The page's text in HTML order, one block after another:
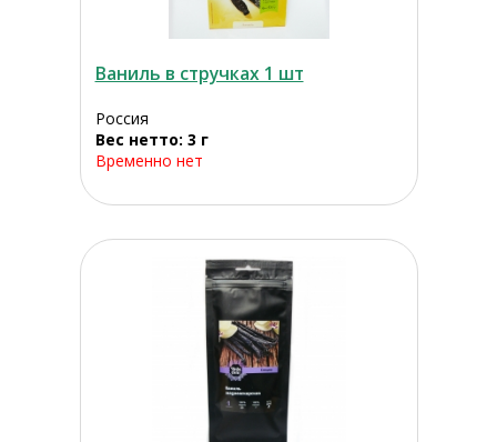
Ваниль в стручках 1 шт
Россия
Вес нетто: 3 г
Временно нет